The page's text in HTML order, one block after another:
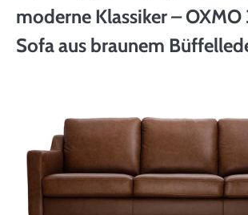
moderne Klassiker –
Sofa aus braunem